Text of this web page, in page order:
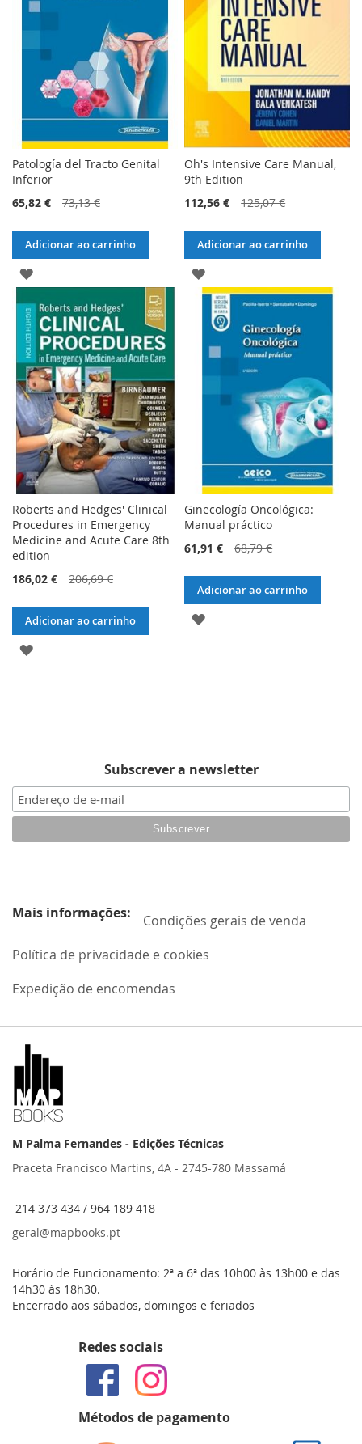
Patología del Tracto Genital
Inferior
65,82 €
73,13 €
Adicionar ao carrinho
ADICIONAR
À
LISTA
DE
DESEJOS
Oh's Intensive Care Manual,
9th Edition
112,56 €
125,07 €
Adicionar ao carrinho
ADICIONAR
À
LISTA
DE
Roberts and Hedges' Clinical
Procedures in Emergency
Medicine and Acute Care 8th
edition
186,02 €
206,69 €
Adicionar ao carrinho
ADICIONAR
Ginecología Oncológica:
Manual práctico
61,91 €
68,79 €
Adicionar ao carrinho
ADICIONAR
Subscrever a newsletter
Mais informações:
Condições gerais de venda
Política de privacidade e cookies
Expedição de encomendas
M Palma Fernandes - Edições Técnicas
Praceta Francisco Martins, 4A - 2745-780 Massamá
214 373 434 / 964 189 418
geral@mapbooks.pt
Horário de Funcionamento: 2ª a 6ª das 10h00 às 13h00 e das
14h30 às 18h30.
Encerrado aos sábados, domingos e feriados
Redes sociais
Métodos de pagamento